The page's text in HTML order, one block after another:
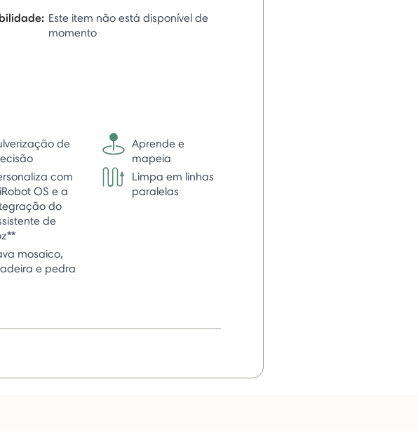
Este item não está disponível de
momento
de
Aprende e
mapeia
com
OS e a
do
de
Limpa em linhas
paralelas
mosaico,
e pedra